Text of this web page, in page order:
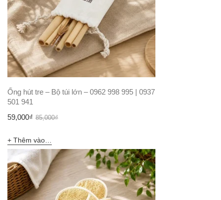
Ống hút tre – Bộ túi lớn – 0962 998 995 | 0937
501 941
85,000₫Giá
85,000₫.
59,000₫
Giá
là:
59,000₫.
Thêm vào giỏ hàng